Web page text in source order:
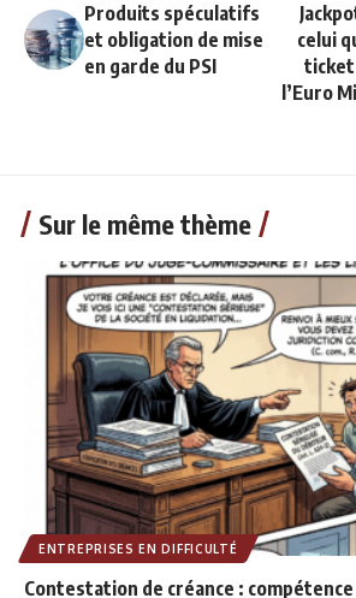
Produits spéculatifs
et obligation de mise
en garde du PSI
celui
ticket
l’Euro
Sur le même thème
ENTREPRISES EN DIFFICULTÉ
Contestation de créance :